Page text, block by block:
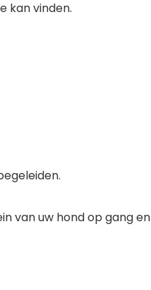
kan vinden.
van uw hond op gang en